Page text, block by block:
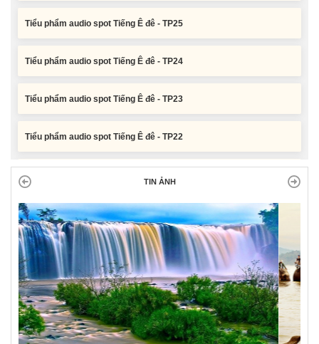
TIN ẢNH